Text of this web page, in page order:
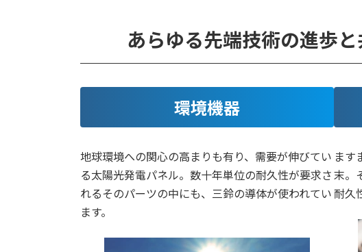
あらゆる先端技術の進歩
環境機器
地球環境への関心の高まりも有り、需要が伸びてい
る太陽光発電パネル。数十年単位の耐久性が要求さ
れるそのパーツの中にも、三鈴の導体が使われてい
ます。
ます
末。
耐久